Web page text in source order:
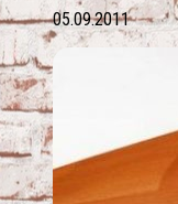
05.09.2011